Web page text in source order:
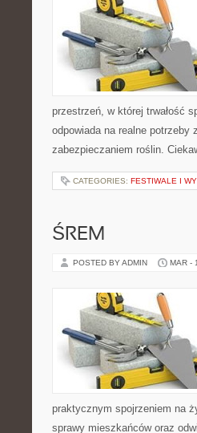
przestrzeń, w której trwałość
odpowiada na realne potrzeby
zabezpieczaniem roślin.
CATEGORIES: FESTIWALE I
ŚREM
POSTED BY ADMIN MAR -
praktycznym spojrzeniem na
sprawy mieszkańców oraz